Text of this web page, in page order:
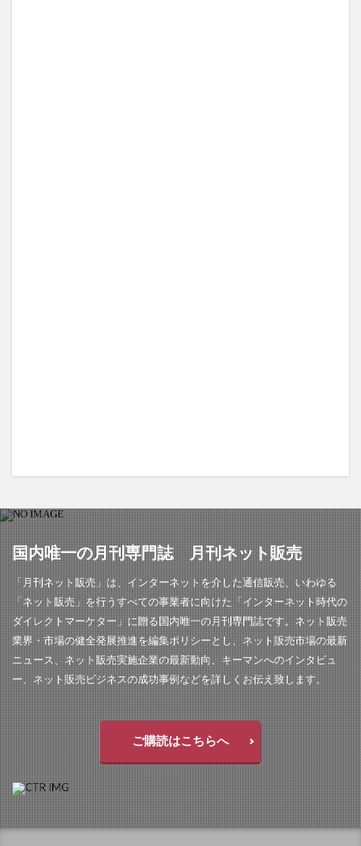
国内唯一の月刊専門誌 月刊ネット販売
「月刊ネット販売」は、インターネットを介した通信販売、いわゆる
「ネット販売」を行うすべての事業者に向けた「インターネット時代の
ダイレクトマーケター」に贈る国内唯一の月刊専門誌です。ネット販売
業界・市場の健全発展推進を編集ポリシーとし、ネット販売市場の最新
ニュース、ネット販売実施企業の最新動向、キーマンへのインタビュ
ー、ネット販売ビジネスの成功事例などを詳しくお伝え致します。
ご購読はこちらへ